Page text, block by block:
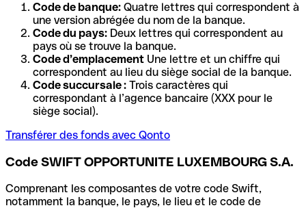
Code de banque: Quatre lettres qui correspondent à
une version abrégée du nom de la banque.
Code du pays: Deux lettres qui correspondent au
pays où se trouve la banque.
Code d’emplacement Une lettre et un chiffre qui
correspondent au lieu du siège social de la banque.
Code succursale : Trois caractères qui
correspondant à l’agence bancaire (XXX pour le
siège social).
Transférer des fonds avec Qonto
Code SWIFT OPPORTUNITE LUXEMBOURG S.A.
Comprenant les composantes de votre code Swift,
notamment la banque, le pays, le lieu et le code de